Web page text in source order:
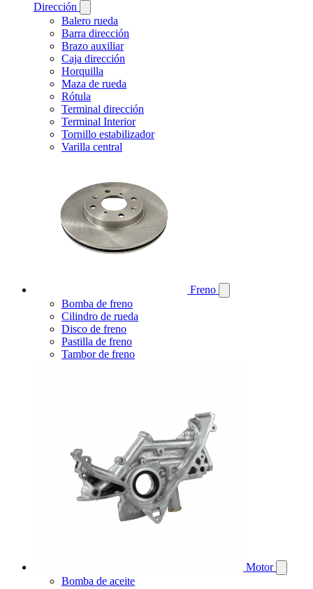
Dirección
Balero rueda
Barra dirección
Brazo auxiliar
Caja dirección
Horquilla
Maza de rueda
Rótula
Terminal dirección
Terminal Interior
Tornillo estabilizador
Varilla central
Freno
Bomba de freno
Cilindro de rueda
Disco de freno
Pastilla de freno
Tambor de freno
Motor
Bomba de aceite